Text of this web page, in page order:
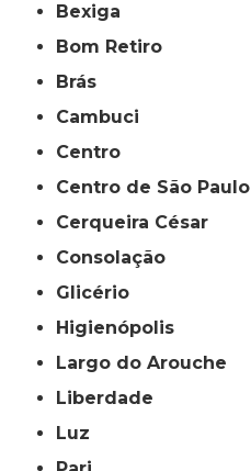
Bexiga
Bom Retiro
Brás
Cambuci
Centro
Centro de São Paulo
Cerqueira César
Consolação
Glicério
Higienópolis
Largo do Arouche
Liberdade
Luz